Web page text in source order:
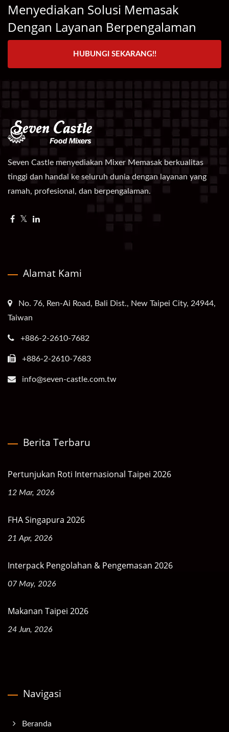
Menyediakan Solusi Memasak
Dengan Layanan Berpengalaman
HUBUNGI SEKARANG!!
Seven Castle menyediakan Mixer Memasak berkualitas
tinggi dan handal ke seluruh dunia dengan layanan yang
ramah, profesional, dan berpengalaman.
Alamat Kami
No. 76, Ren-Ai Road, Bali Dist., New Taipei City, 24944,
Taiwan
+886-2-2610-7682
+886-2-2610-7683
info@seven-castle.com.tw
Berita Terbaru
Pertunjukan Roti Internasional Taipei 2026
12 Mar, 2026
FHA Singapura 2026
21 Apr, 2026
Interpack Pengolahan & Pengemasan 2026
07 May, 2026
Makanan Taipei 2026
24 Jun, 2026
Navigasi
Beranda